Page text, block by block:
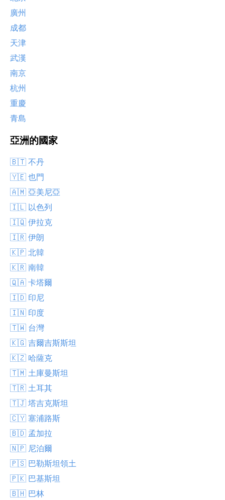
廣州
成都
天津
武漢
南京
杭州
重慶
青島
亞洲的國家
🇧🇹 不丹
🇾🇪 也門
🇦🇲 亞美尼亞
🇮🇱 以色列
🇮🇶 伊拉克
🇮🇷 伊朗
🇰🇵 北韓
🇰🇷 南韓
🇶🇦 卡塔爾
🇮🇩 印尼
🇮🇳 印度
🇹🇼 台灣
🇰🇬 吉爾吉斯斯坦
🇰🇿 哈薩克
🇹🇲 土庫曼斯坦
🇹🇷 土耳其
🇹🇯 塔吉克斯坦
🇨🇾 塞浦路斯
🇧🇩 孟加拉
🇳🇵 尼泊爾
🇵🇸 巴勒斯坦領土
🇵🇰 巴基斯坦
🇧🇭 巴林